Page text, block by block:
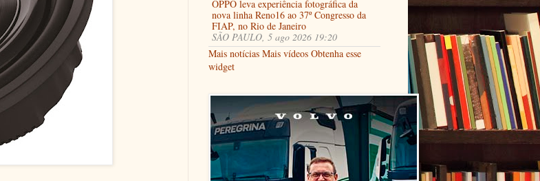
OPPO leva experiência fotográfica da
nova linha Reno16 ao 37º Congresso da
FIAP, no Rio de Janeiro
SÃO PAULO, 5 ago 2026 19:20
Mais notícias Mais vídeos Obtenha esse
widget